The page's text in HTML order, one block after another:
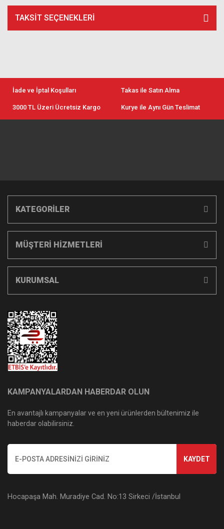
TAKSIT SEÇENEKLERI
İade ve İptal Koşulları Takas ile Satın Alma
3000 TL Üzeri Ücretsiz Kargo Kurye ile Aynı Gün Teslimat
KATEGORİLER
MÜŞTERİ HİZMETLERİ
KURUMSAL
KAMPANYALARDAN HABERDAR OLUN
En avantajlı kampanyalar ve en yeni ürünlerden bültenimiz ile
haberdar olabilirsiniz.
KAYDET
Hocapaşa Mah. Muradiye Cad. No:13 Sirkeci /İstanbul